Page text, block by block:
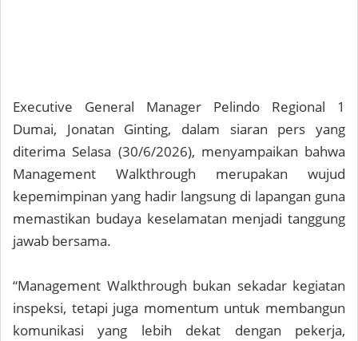
Executive General Manager Pelindo Regional 1
Dumai, Jonatan Ginting, dalam siaran pers yang
diterima Selasa (30/6/2026), menyampaikan bahwa
Management Walkthrough merupakan wujud
kepemimpinan yang hadir langsung di lapangan guna
memastikan budaya keselamatan menjadi tanggung
jawab bersama.
“Management Walkthrough bukan sekadar kegiatan
inspeksi, tetapi juga momentum untuk membangun
komunikasi yang lebih dekat dengan pekerja,